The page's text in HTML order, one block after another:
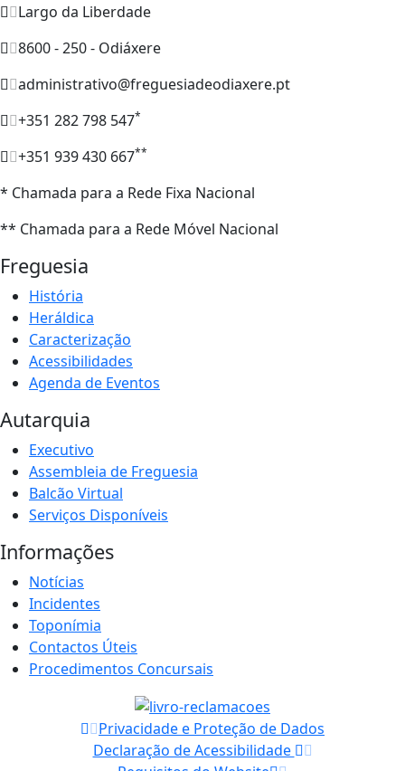
Largo da Liberdade
8600 - 250 - Odiáxere
administrativo@freguesiadeodiaxere.pt
+351 282 798 547*
+351 939 430 667**
* Chamada para a Rede Fixa Nacional
** Chamada para a Rede Móvel Nacional
Freguesia
História
Heráldica
Caracterização
Acessibilidades
Agenda de Eventos
Autarquia
Executivo
Assembleia de Freguesia
Balcão Virtual
Serviços Disponíveis
Informações
Notícias
Incidentes
Toponímia
Contactos Úteis
Procedimentos Concursais
Privacidade e Proteção de Dados
Declaração de Acessibilidade